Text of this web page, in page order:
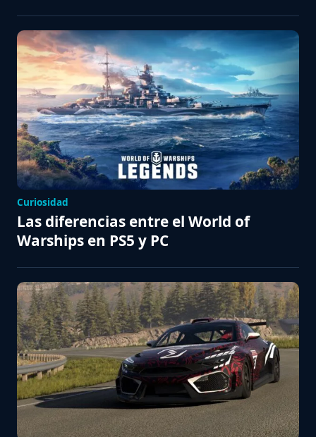
Curiosidad
Las diferencias entre el World of
Warships en PS5 y PC